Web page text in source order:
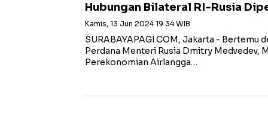
Hubungan Bilateral RI-Rusia
Kamis, 13 Jun 2024 19:34 WIB
SURABAYAPAGI.COM, Jakarta - Bertemu
Perdana Menteri Rusia Dmitry Medvedev,
Perekonomian Airlangga…